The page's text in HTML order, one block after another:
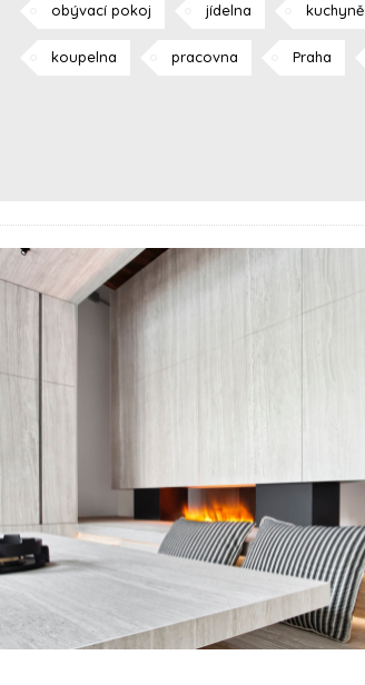
obývací pokoj jídelna kuchyně
koupelna pracovna Praha